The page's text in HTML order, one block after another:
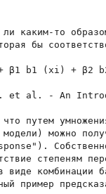
ли каким-то
бы
β1 b1 (xi) + β2
et al. - An
что путем
модели) можно
степеням
виде комбинации
пример